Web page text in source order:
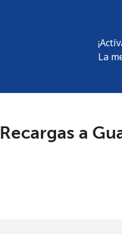
La
Recargas a